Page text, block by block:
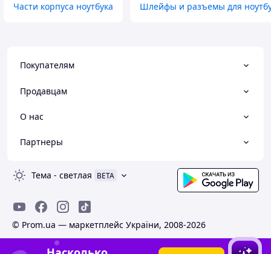
Части корпуса ноутбука Шлейфы и разъемы для
Покупателям
Продавцам
О нас
Партнеры
Тема - светлая BETA
© Prom.ua — маркетплейс України, 2008-2026